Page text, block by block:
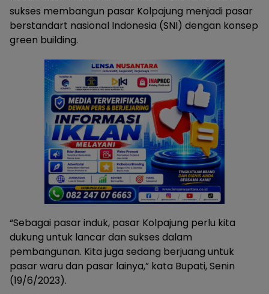
sukses membangun pasar Kolpajung menjadi pasar
berstandart nasional Indonesia (SNI) dengan konsep
green building.
“Sebagai pasar induk, pasar Kolpajung perlu kita
dukung untuk lancar dan sukses dalam
pembangunan. Kita juga sedang berjuang untuk
pasar waru dan pasar lainya,” kata Bupati, Senin
(19/6/2023).